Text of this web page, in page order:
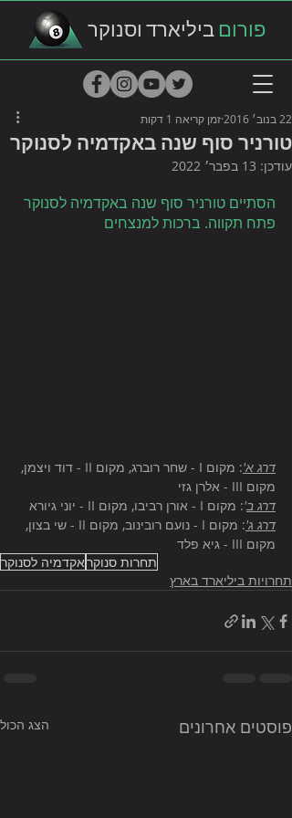
פורום ביליארד וסנוקר
טורניר סוף שנה באקדמיה לסנוקר
22 בנוב׳ 2016 זמן קריאה 1 דקות
עודכן: 13 בפבר׳ 2022
הסתיים טורניר סוף שנה באקדמיה לסנוקר
פתח תקווה. ברכות למנצחים
דרג א'
: מקום I - שחר רוברג, מקום II - דוד ויצמן,
מקום III - אלרן גזי
דרג ב': מקום I - אורן רביבו, מקום II - יוני גיורא
דרג ג'
: מקום I - נועם רובינוב, מקום II - שי בצון,
מקום III - גיא פלד
תחרות סנוקראקדמיה לסנוקר
תחרויות ביליארד בארץ
פוסטים אחרונים הצג הכול